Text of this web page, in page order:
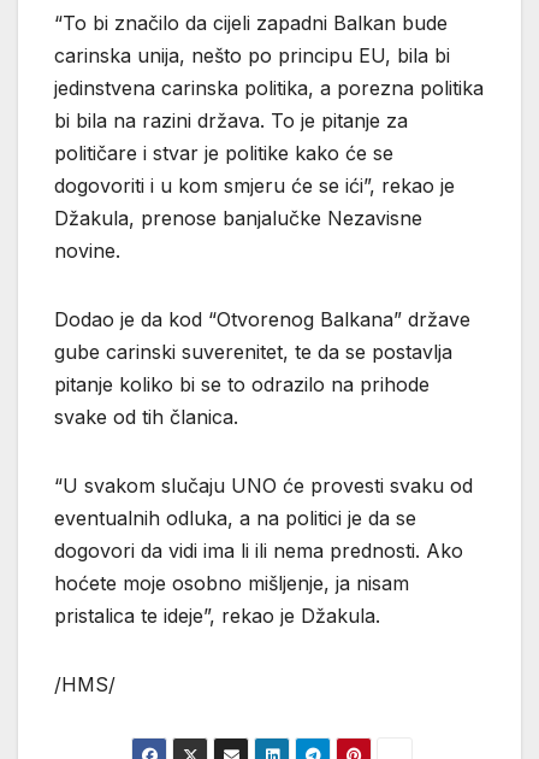
“To bi značilo da cijeli zapadni Balkan bude
carinska unija, nešto po principu EU, bila bi
jedinstvena carinska politika, a porezna politika
bi bila na razini država. To je pitanje za
političare i stvar je politike kako će se
dogovoriti i u kom smjeru će se ići”, rekao je
Džakula, prenose banjalučke Nezavisne
novine.
Dodao je da kod “Otvorenog Balkana” države
gube carinski suverenitet, te da se postavlja
pitanje koliko bi se to odrazilo na prihode
svake od tih članica.
“U svakom slučaju UNO će provesti svaku od
eventualnih odluka, a na politici je da se
dogovori da vidi ima li ili nema prednosti. Ako
hoćete moje osobno mišljenje, ja nisam
pristalica te ideje”, rekao je Džakula.
/HMS/